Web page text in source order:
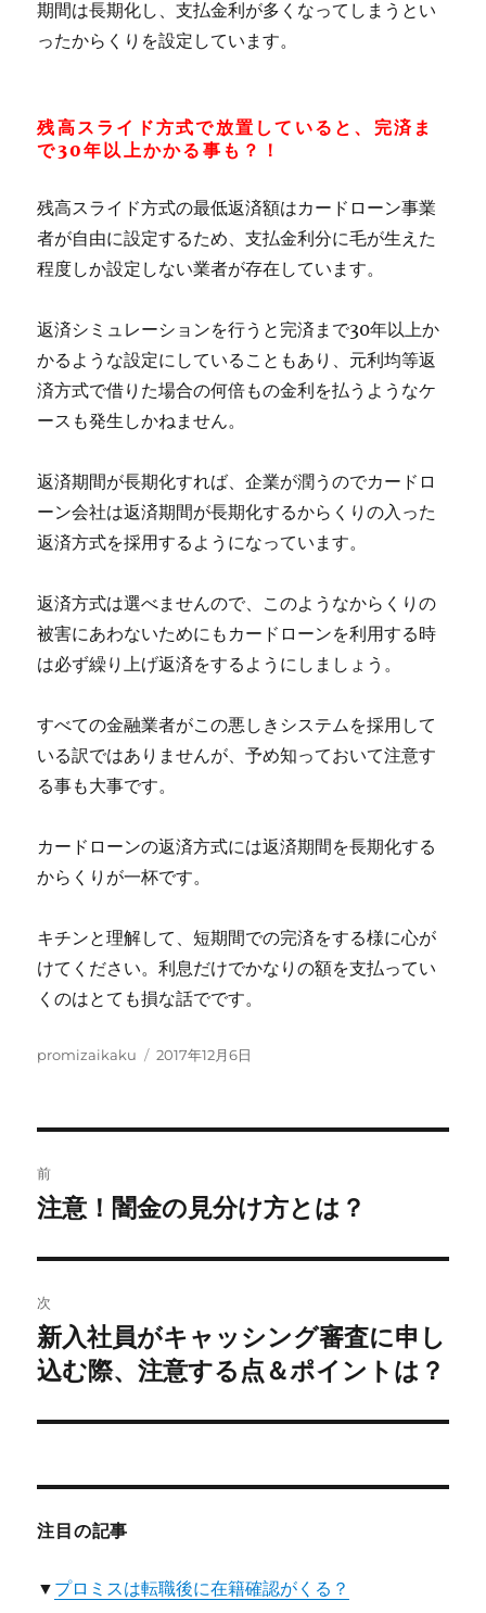
期間は長期化し、支払金利が多くなってしまうとい
ったからくりを設定しています。
残高スライド方式で放置していると、完済ま
で30年以上かかる事も？！
残高スライド方式の最低返済額はカードローン事業
者が自由に設定するため、支払金利分に毛が生えた
程度しか設定しない業者が存在しています。
返済シミュレーションを行うと完済まで30年以上か
かるような設定にしていることもあり、元利均等返
済方式で借りた場合の何倍もの金利を払うようなケ
ースも発生しかねません。
返済期間が長期化すれば、企業が潤うのでカードロ
ーン会社は返済期間が長期化するからくりの入った
返済方式を採用するようになっています。
返済方式は選べませんので、このようなからくりの
被害にあわないためにもカードローンを利用する時
は必ず繰り上げ返済をするようにしましょう。
すべての金融業者がこの悪しきシステムを採用して
いる訳ではありませんが、予め知っておいて注意す
る事も大事です。
カードローンの返済方式には返済期間を長期化する
からくりが一杯です。
キチンと理解して、短期間での完済をする様に心が
けてください。利息だけでかなりの額を支払ってい
くのはとても損な話でです。
投
promizaikaku
投
2017年12月6日
稿
ビ
ゲ
ー
シ
ン
前
前
投
稿:
注意！闇金の見分け方とは？
次
次
の
稿:
新入社員がキャッシング審査に申し
込む際、注意する点＆ポイントは？
注目の記事
▼ プロミスは転職後に在籍確認がくる？